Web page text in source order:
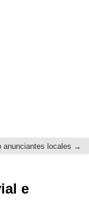
anunciantes locales →
e